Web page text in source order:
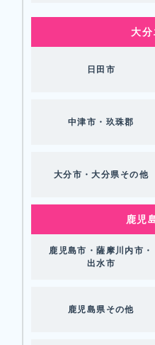
大分
日田市
中津市・玖珠郡
大分市・大分県その他
鹿児
鹿児島市・薩摩川内市・
出水市
鹿児島県その他